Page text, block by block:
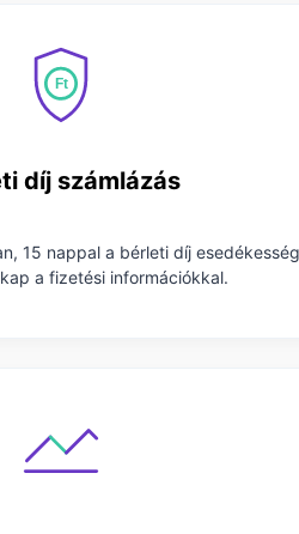
díj számlázás
15 nappal a bérleti díj
a fizetési információkkal.